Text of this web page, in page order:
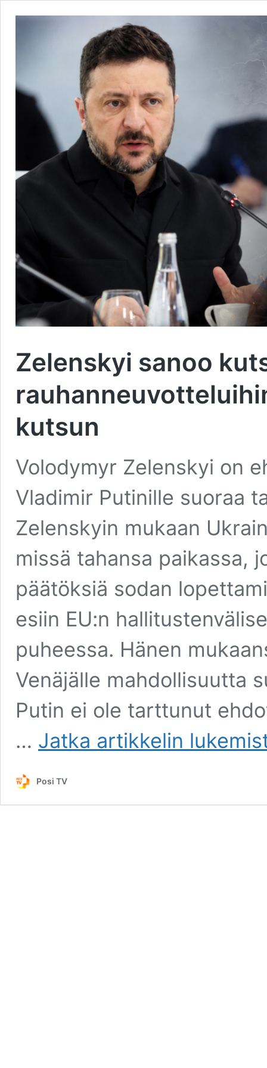
Zelenskyi sanoo
kutsun
Volodymyr Zelenskyi on
Vladimir Putinille suoraa
Zelenskyin mukaan
missä tahansa paikassa,
päätöksiä sodan
esiin EU:n
puheessa. Hänen
Venäjälle mahdollisuutta
Putin ei ole tarttunut
… Jatka artikkelin
Zelenskyi
sanoo
Kreml
Posi TV